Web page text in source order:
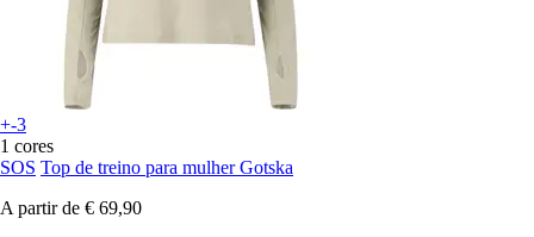
+-3
1 cores
SOS Top de treino para mulher Gotska
A partir de € 69,90